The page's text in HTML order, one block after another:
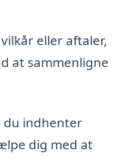
eller aftaler,
at sammenligne
du indhenter
dig med at